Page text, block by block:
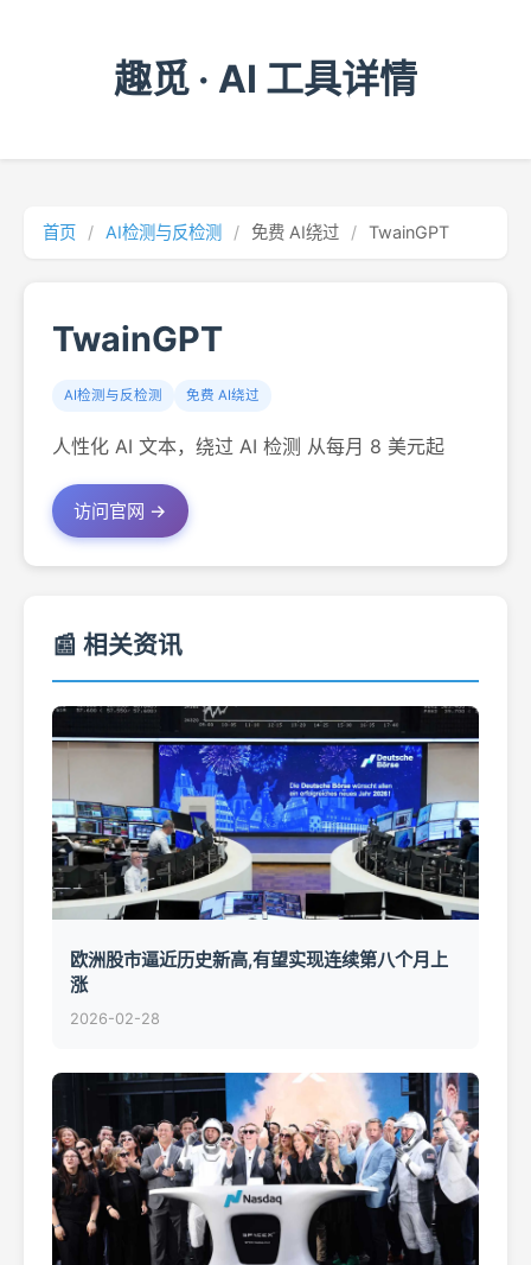
趣觅 · AI 工具详情
首页 / AI检测与反检测 / 免费 AI绕过 / TwainGPT
TwainGPT
AI检测与反检测 免费 AI绕过
人性化 AI 文本，绕过 AI 检测 从每月 8 美元起
访问官网 →
📰 相关资讯
欧洲股市逼近历史新高,有望实现连续第八个月上
涨
2026-02-28